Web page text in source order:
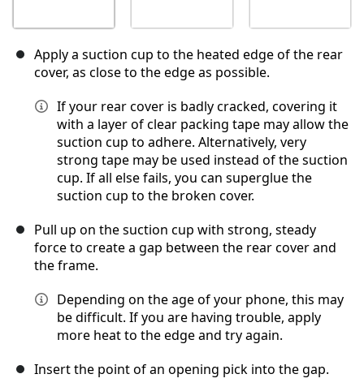
Apply a suction cup to the heated edge of the rear
cover, as close to the edge as possible.
If your rear cover is badly cracked, covering it
with a layer of clear packing tape may allow the
suction cup to adhere. Alternatively, very
strong tape may be used instead of the suction
cup. If all else fails, you can superglue the
suction cup to the broken cover.
Pull up on the suction cup with strong, steady
force to create a gap between the rear cover and
the frame.
Depending on the age of your phone, this may
be difficult. If you are having trouble, apply
more heat to the edge and try again.
Insert the point of an opening pick into the gap.